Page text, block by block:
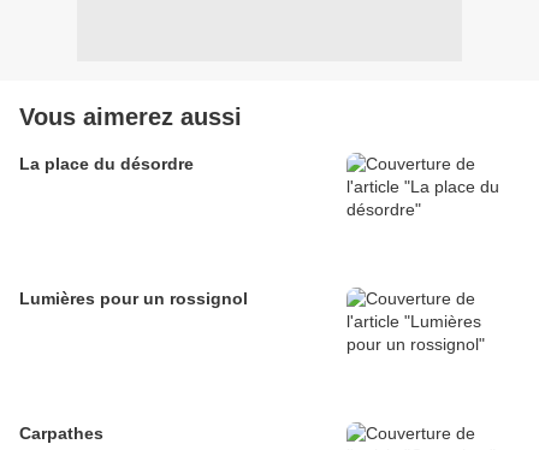
Vous aimerez aussi
La place du désordre
Lumières pour un rossignol
Carpathes